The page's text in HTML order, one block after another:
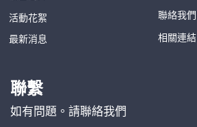
活動花絮
最新消息
聯絡我們
相關連結
聯繫
如有問題。請聯絡我們